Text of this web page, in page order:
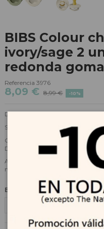
BIBS Colour
ivory/sage 2
redonda
Referencia 3976
8,09 € 8,99 € -10%
Diseño exclusivo y original
Son chupetes fabricados en PP,
Cumplen con la normativa
Dinamarca por Consumer Lab
Además han pasado
nuestro Departamento de
Elige una talla